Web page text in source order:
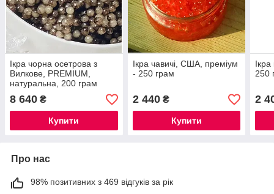
Ікра чорна осетрова з
Вилкове, PREMIUM,
натуральна, 200 грам
8 640 ₴
Купити
Ікра чавичі, США, преміум
- 250 грам
2 440₴
Купити
250
2
Про нас
98% позитивних з 469 відгуків за рік